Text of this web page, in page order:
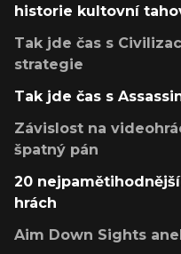
historie kultovní
Tak jde čas s
strategie
Tak jde čas s
Závislost na
špatný pán
20
hrách
Aim Down Sights